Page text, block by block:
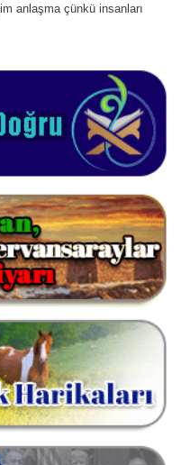
anlaşma çünkü insanları